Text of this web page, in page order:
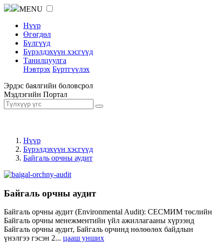
MENU
Нүүр
Өгөгдөл
Бүлгүүд
Бүрэлдэхүүн хэсгүүд
Танилцуулга
Нэвтрэх Бүртгүүлэх
Эрдэс баялгийн боловсрол
Мэдлэгийн Портал
Нүүр
Бүрэлдэхүүн хэсгүүд
Байгаль орчны аудит
Байгаль орчны аудит
Байгаль орчны аудит (Environmental Audit): СЕСМИМ төслийн
Байгаль орчны менежментийн үйл ажиллагааны хүрээнд
Байгаль орчны аудит, Байгаль орчинд нөлөөлөх байдлын
үнэлгээ гэсэн 2... цааш унших